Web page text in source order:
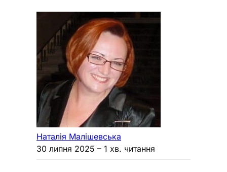
Наталія Малішевська
30 липня 2025 – 1 хв. читання